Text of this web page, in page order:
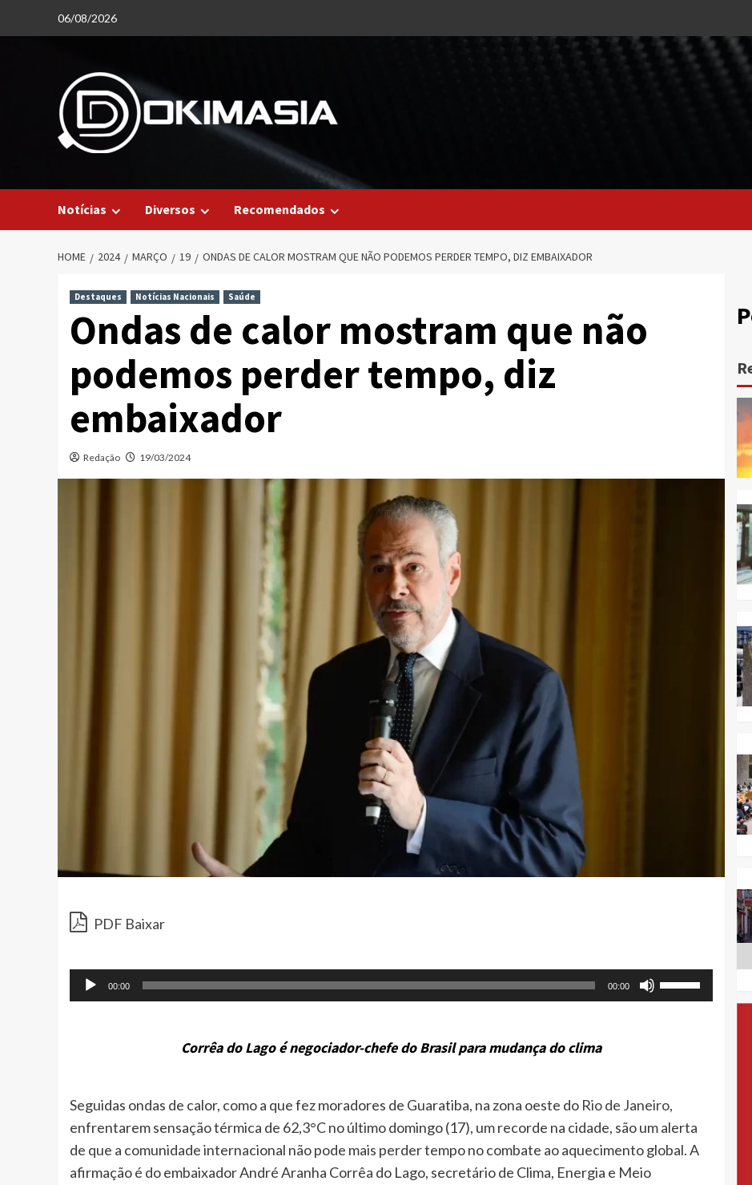
06/08/2026
Notícias Diversos Recomendados
HOME 2024 MARÇO 19 ONDAS DE CALOR MOSTRAM QUE NÃO PODEMOS PERDER TEMPO, DIZ EMBAIXADOR
Destaques Notícias Nacionais Saúde
Ondas de calor mostram que não
podemos perder tempo, diz
embaixador
Redação 19/03/2024
PDF Baixar
áudio
00:00 00:00
Use
as
para
baixo
para
Corrêa do Lago é negociador-chefe do Brasil para mudança do clima
Seguidas ondas de calor, como a que fez moradores de Guaratiba, na zona oeste do Rio de Janeiro,
enfrentarem sensação térmica de 62,3°C no último domingo (17), um recorde na cidade, são um alerta
de que a comunidade internacional não pode mais perder tempo no combate ao aquecimento global. A
afirmação é do embaixador André Aranha Corrêa do Lago, secretário de Clima, Energia e Meio